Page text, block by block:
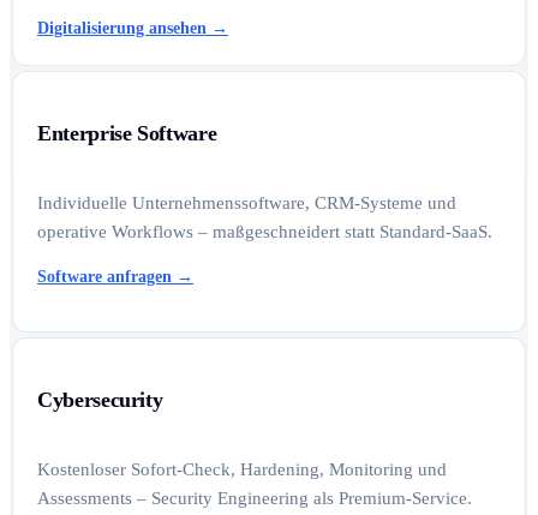
Digitalisierung ansehen →
Enterprise Software
Individuelle Unternehmenssoftware, CRM-Systeme und
operative Workflows – maßgeschneidert statt Standard-SaaS.
Software anfragen →
Cybersecurity
Kostenloser Sofort-Check, Hardening, Monitoring und
Assessments – Security Engineering als Premium-Service.